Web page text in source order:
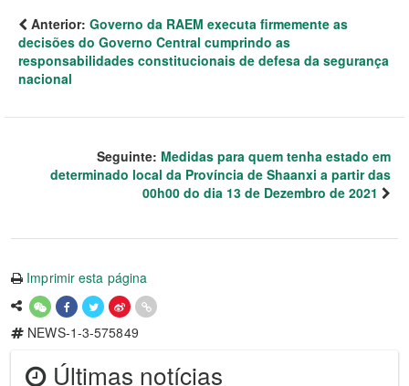
Anterior: Governo da RAEM executa firmemente as
decisões do Governo Central cumprindo as
responsabilidades constitucionais de defesa da segurança
nacional
Seguinte: Medidas para quem tenha estado em
determinado local da Província de Shaanxi a partir das
00h00 do dia 13 de Dezembro de 2021
Imprimir esta página
NEWS-1-3-575849
Últimas notícias